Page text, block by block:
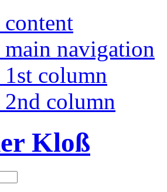
navigation
column
column
Kloß